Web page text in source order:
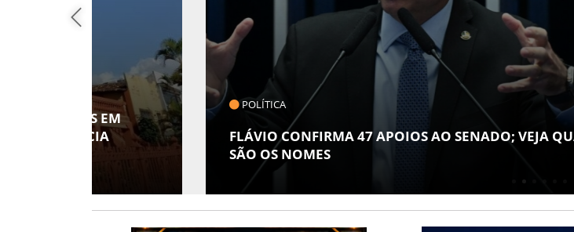
POLÍTICA
FLÁVIO CONFIRMA 47 APOIOS AO SENADO; VEJA QUAIS